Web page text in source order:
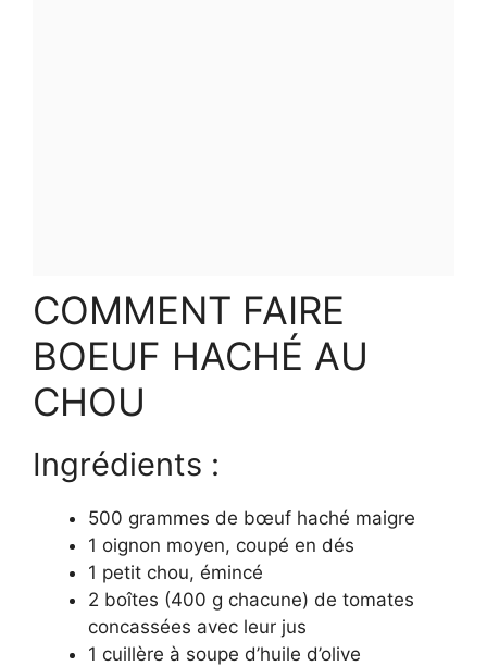
COMMENT FAIRE
BOEUF HACHÉ AU
CHOU
Ingrédients :
500 grammes de bœuf haché maigre
1 oignon moyen, coupé en dés
1 petit chou, émincé
2 boîtes (400 g chacune) de tomates
concassées avec leur jus
1 cuillère à soupe d’huile d’olive